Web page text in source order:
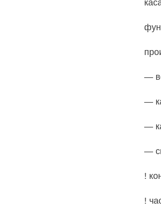
—
—
—
—
!
!